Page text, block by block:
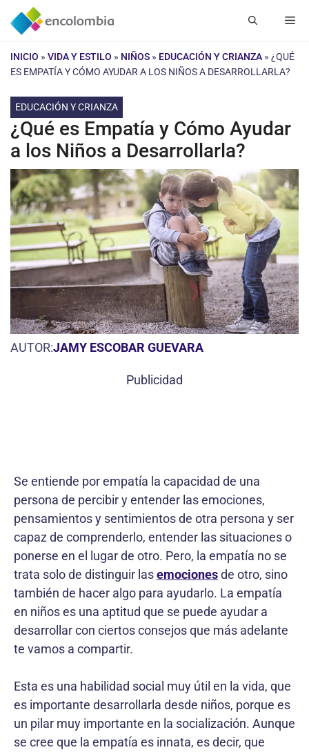
Saltar
INICIO » VIDA Y ESTILO » NIÑOS » EDUCACIÓN Y CRIANZA » ¿QUÉ
ES EMPATÍA Y CÓMO AYUDAR A LOS NIÑOS A DESARROLLARLA?
EDUCACIÓN Y CRIANZA
¿Qué es Empatía y Cómo Ayudar
a los Niños a Desarrollarla?
AUTOR:JAMY ESCOBAR GUEVARA
Publicidad
Se entiende por empatía la capacidad de una
persona de percibir y entender las emociones,
pensamientos y sentimientos de otra persona y ser
capaz de comprenderlo, entender las situaciones o
ponerse en el lugar de otro. Pero, la empatía no se
trata solo de distinguir lasemocionesde otro, sino
también de hacer algo para ayudarlo. La empatía
en niños es una aptitud que se puede ayudar a
desarrollar con ciertos consejos que más adelante
te vamos a compartir.
Esta es una habilidad social muy útil en la vida, que
es importante desarrollarla desde niños, porque es
un pilar muy importante en la socialización. Aunque
se cree que la empatía es innata, es decir, que